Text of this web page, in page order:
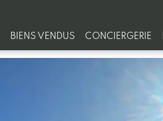
BIENS VENDUS CONCIERGERIE